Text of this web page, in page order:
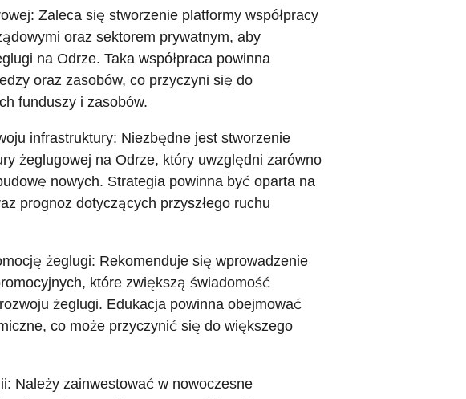
Zaleca się stworzenie platformy współpracy
oraz sektorem prywatnym, aby
na Odrze. Taka współpraca powinna
oraz zasobów, co przyczyni się do
funduszy i zasobów.
infrastruktury: Niezbędne jest stworzenie
żeglugowej na Odrze, który uwzględni zarówno
nowych. Strategia powinna być oparta na
prognoz dotyczących przyszłego ruchu
żeglugi: Rekomenduje się wprowadzenie
które zwiększą świadomość
żeglugi. Edukacja powinna obejmować
co może przyczynić się do większego
Należy zainwestować w nowoczesne